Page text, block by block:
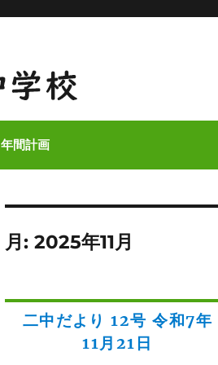
年間計画
月:2025年11月
二中だより 12号 令和7年
11月21日